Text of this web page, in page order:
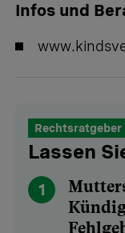
Infos und
Rechtsratgeber
Lassen
1